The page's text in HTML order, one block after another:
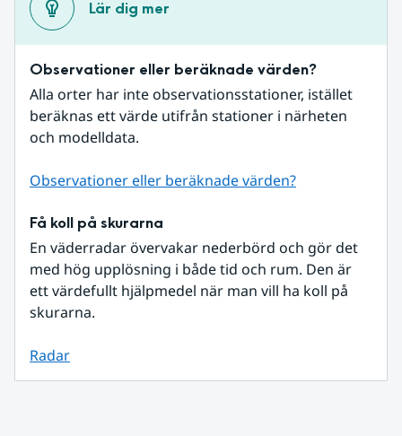
Lär dig mer
Observationer eller beräknade värden?
Alla orter har inte observationsstationer, istället
beräknas ett värde utifrån stationer i närheten
och modelldata.
Observationer eller beräknade värden?
Få koll på skurarna
En väderradar övervakar nederbörd och gör det
med hög upplösning i både tid och rum. Den är
ett värdefullt hjälpmedel när man vill ha koll på
skurarna.
Radar